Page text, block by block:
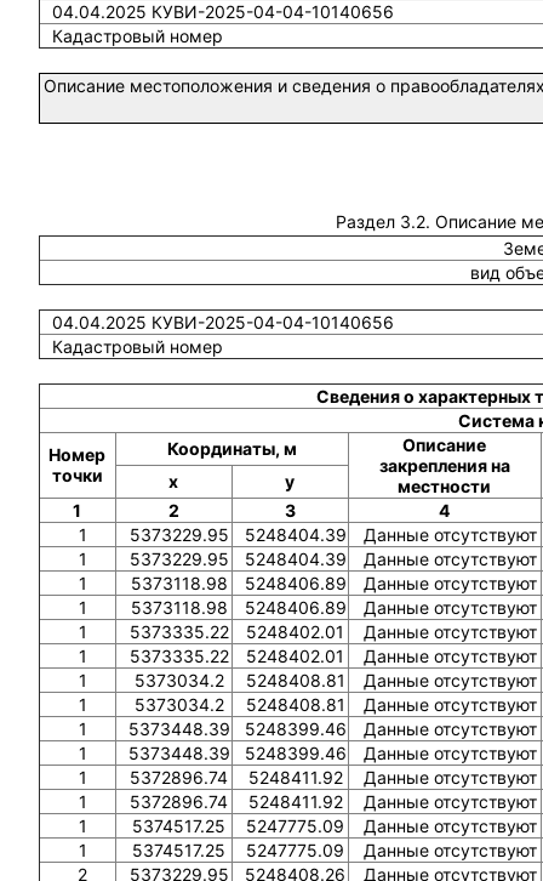
04.04.2025 КУВИ-2025-04-04-10140656
Кадастровый номер
Описание местоположения и сведения о
Раздел 3.2. Описание
вид
04.04.2025 КУВИ-2025-04-04-10140656
Кадастровый номер
Сведения о характерных
Система
Номер
точки
Координаты, м
Описание
закрепления на
местности
x
y
1
2 3
4
1
5373229.95 5248404.39
Данные отсутствуют
1
5373229.95 5248404.39
Данные отсутствуют
1
5373118.98 5248406.89
Данные отсутствуют
1
5373118.98 5248406.89
Данные отсутствуют
1
5373335.22 5248402.01
Данные отсутствуют
1
5373335.22 5248402.01
Данные отсутствуют
1
5373034.2 5248408.81
Данные отсутствуют
1
5373034.2 5248408.81
Данные отсутствуют
1
5373448.39 5248399.46
Данные отсутствуют
1
5373448.39 5248399.46
Данные отсутствуют
1
5372896.74 5248411.92
Данные отсутствуют
1
5372896.74 5248411.92
Данные отсутствуют
1
5374517.25 5247775.09
Данные отсутствуют
1
5374517.25 5247775.09
Данные отсутствуют
2
5373229.95 5248408.26
Данные отсутствуют